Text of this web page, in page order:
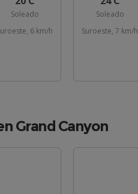
Soleado
6 km/h
Soleado
Suroeste, 7 km/h
Grand Canyon